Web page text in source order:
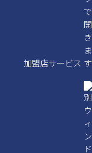
加盟店サービス